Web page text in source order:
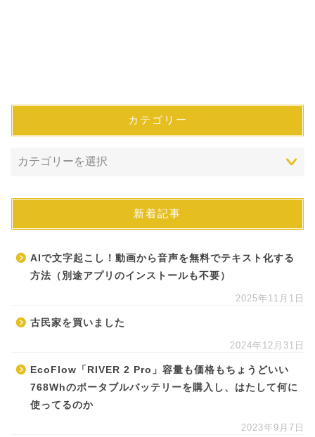
カテゴリー
新着記事
AIで文字起こし！動画から音声を無料でテキスト化する
方法（別途アプリのインストールも不要）
2025年11月1日
古民家を買いました
2024年12月31日
EcoFlow「RIVER 2 Pro」容量も価格もちょうどいい
768Whのポータブルバッテリーを購入し、はたして何に
使ってるのか
2023年9月7日